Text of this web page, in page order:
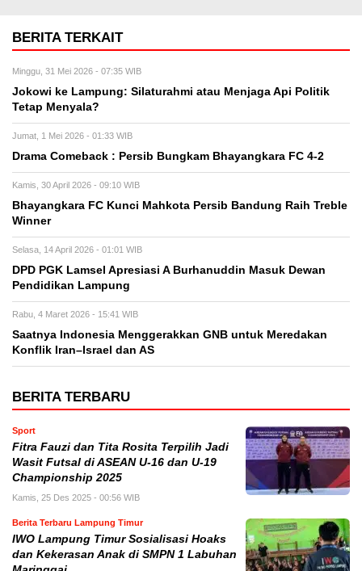
BERITA TERKAIT
Minggu, 31 Mei 2026 - 07:35 WIB
Jokowi ke Lampung: Silaturahmi atau Menjaga Api Politik
Tetap Menyala?
Jumat, 1 Mei 2026 - 01:33 WIB
Drama Comeback : Persib Bungkam Bhayangkara FC 4-2
Kamis, 30 April 2026 - 09:10 WIB
Bhayangkara FC Kunci Mahkota Persib Bandung Raih Treble
Winner
Selasa, 14 April 2026 - 01:01 WIB
DPD PGK Lamsel Apresiasi A Burhanuddin Masuk Dewan
Pendidikan Lampung
Rabu, 4 Maret 2026 - 15:41 WIB
Saatnya Indonesia Menggerakkan GNB untuk Meredakan
Konflik Iran–Israel dan AS
BERITA TERBARU
Sport
Fitra Fauzi dan Tita Rosita Terpilih Jadi
Wasit Futsal di ASEAN U-16 dan U-19
Championship 2025
Kamis, 25 Des 2025 - 00:56 WIB
Berita Terbaru Lampung Timur
IWO Lampung Timur Sosialisasi Hoaks
dan Kekerasan Anak di SMPN 1 Labuhan